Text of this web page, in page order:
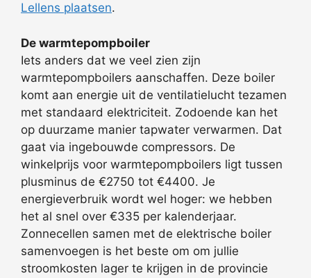
Lellens plaatsen.
De warmtepompboiler
Iets anders dat we veel zien zijn
warmtepompboilers aanschaffen. Deze boiler
komt aan energie uit de ventilatielucht tezamen
met standaard elektriciteit. Zodoende kan het
op duurzame manier tapwater verwarmen. Dat
gaat via ingebouwde compressors. De
winkelprijs voor warmtepompboilers ligt tussen
plusminus de €2750 tot €4400. Je
energieverbruik wordt wel hoger: we hebben
het al snel over €335 per kalenderjaar.
Zonnecellen samen met de elektrische boiler
samenvoegen is het beste om om jullie
stroomkosten lager te krijgen in de provincie